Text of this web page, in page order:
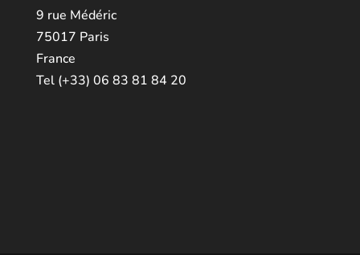
9 rue Médéric
75017 Paris
France
Tel (+33) 06 83 81 84 20